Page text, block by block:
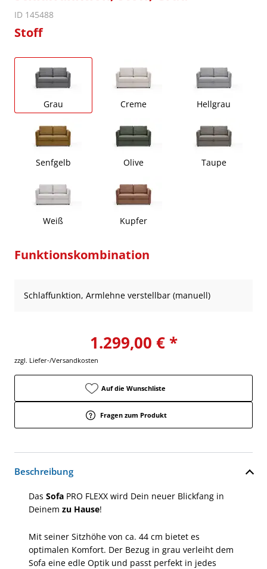
ID 145488
Stoff
Grau Creme Hellgrau
Senfgelb Olive Taupe
Weiß Kupfer
Funktionskombination
Schlaffunktion, Armlehne verstellbar (manuell)
1.299,00 € *
zzgl. Liefer-/Versandkosten
Auf die Wunschliste
Fragen zum Produkt
Beschreibung
Das Sofa PRO FLEXX wird Dein neuer Blickfang in
Deinem zu Hause!
Mit seiner Sitzhöhe von ca. 44 cm bietet es
optimalen Komfort. Der Bezug in grau verleiht dem
Sofa eine edle Optik und passt perfekt in jedes